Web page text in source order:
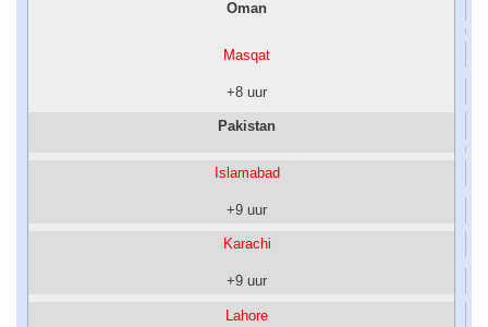
Oman
Masqat
+8 uur
Pakistan
Islamabad
+9 uur
Karachi
+9 uur
Lahore